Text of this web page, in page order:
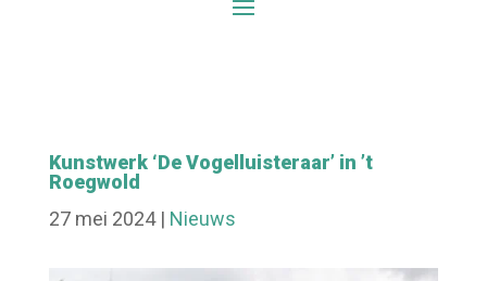
Kunstwerk ‘De Vogelluisteraar’ in ’t
Roegwold
27 mei 2024| Nieuws